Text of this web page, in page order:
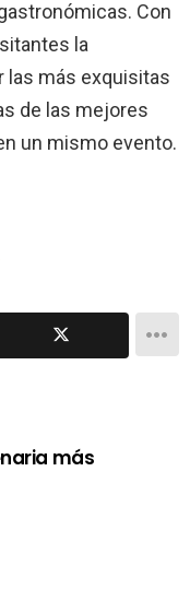
Con
la
las más exquisitas
de las mejores
un mismo evento.
más